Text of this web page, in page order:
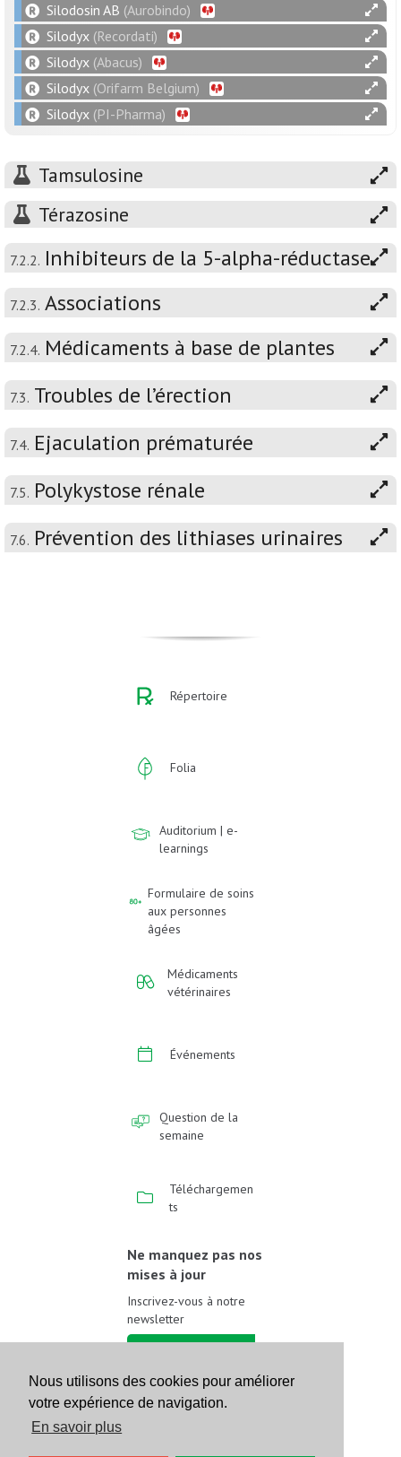
Nous utilisons des cookies pour améliorer
votre expérience de navigation.
En savoir plus
Silodosin AB (Aurobindo)
Silodyx (Recordati)
Silodyx (Abacus)
Silodyx (Orifarm Belgium)
Silodyx (PI-Pharma)
Tamsulosine
Térazosine
7.2.2. Inhibiteurs de la 5-alpha-réductase
7.2.3. Associations
7.2.4. Médicaments à base de plantes
7.3. Troubles de l’érection
7.4. Ejaculation prématurée
7.5. Polykystose rénale
7.6. Prévention des lithiases urinaires
Répertoire
Folia
Auditorium | e-
learnings
Formulaire de soins
aux personnes
âgées
Médicaments
vétérinaires
Événements
Question de la
semaine
Téléchargemen
ts
Ne manquez pas nos
mises à jour
Inscrivez-vous à notre
newsletter
Suivez-nous sur les